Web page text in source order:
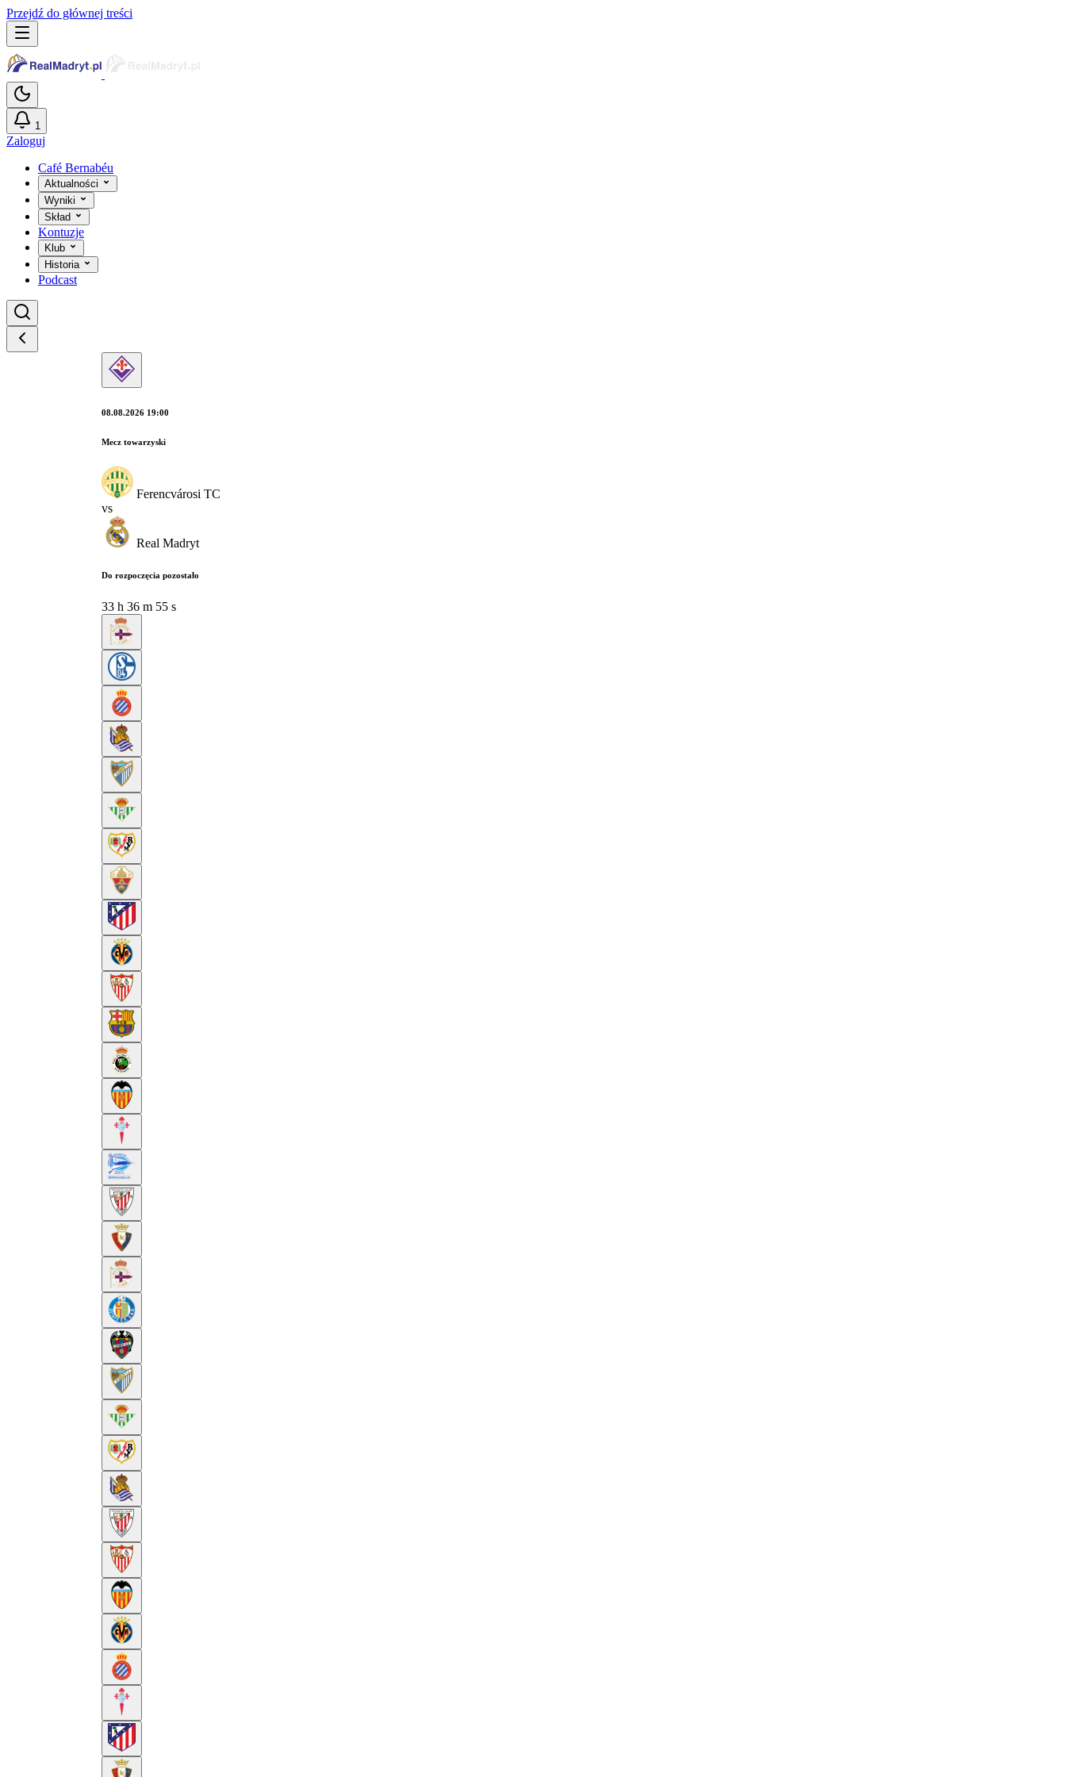
Przejdź do głównej treści
1
Zaloguj
Café Bernabéu
Aktualności
Wyniki
Skład
Kontuzje
Klub
Historia
Podcast
08.08.2026 19:00
Mecz towarzyski
Ferencvárosi TC
vs
Real Madryt
Do rozpoczęcia pozostało
33 h 36 m 54 s